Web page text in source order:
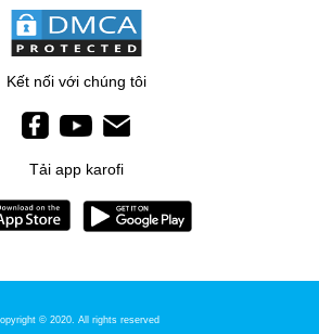
Kết nối với chúng tôi
Tải app karofi
© 2020. All rights reserved